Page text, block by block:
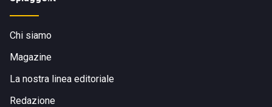
Chi siamo
Magazine
La nostra linea editoriale
Redazione